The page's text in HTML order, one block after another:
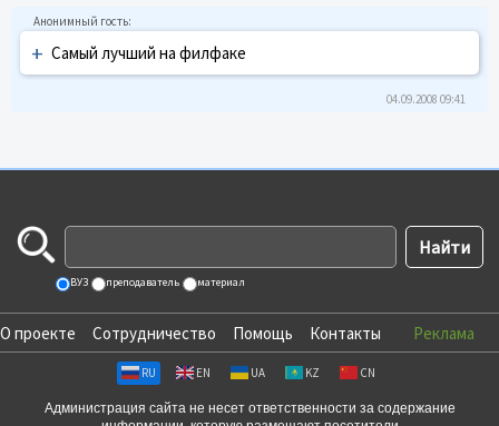
+ Самый лучший на филфаке
04.09.2008 09:41
ВУЗ преподаватель материал
О проекте Сотрудничество Помощь Контакты Реклама
RU EN UA KZ CN
Администрация сайта не несет ответственности за содержание